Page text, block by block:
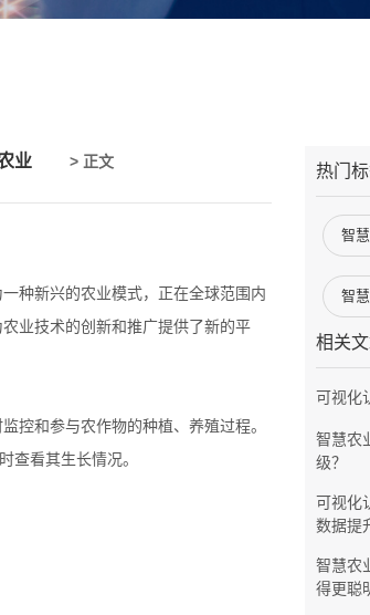
业 > 正文
种新兴的农业模式，正在全球范围内
业技术的创新和推广提供了新的平
控和参与农作物的种植、养殖过程。
查看其生长情况。
热门
智
智
相关
可视化
智慧农
级？
可视化
数据提
智慧农
得更聪